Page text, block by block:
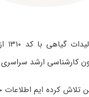
کارشناسی ارشد
تلاش کرده ایم